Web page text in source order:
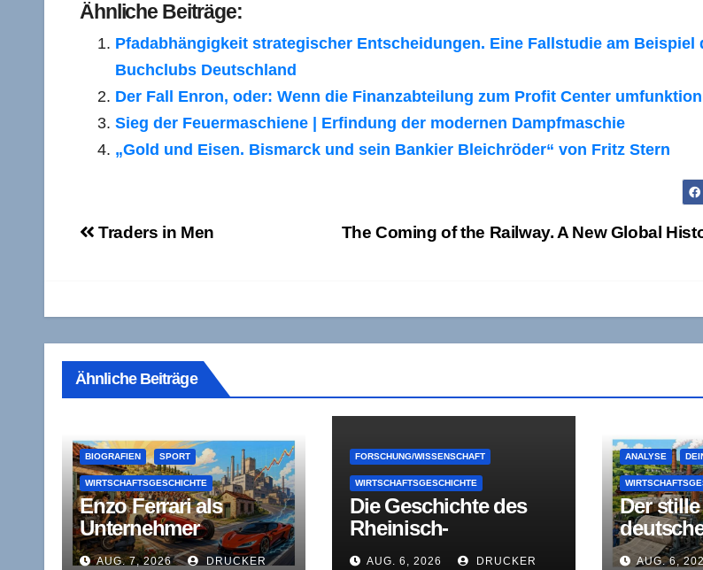
Ähnliche Beiträge:
Pfadabhängigkeit strategischer Entscheidungen. Eine Fallstudie am Beispiel
Buchclubs Deutschland
Der Fall Enron, oder: Wenn die Finanzabteilung zum Profit Center
Sieg der Feuermaschiene | Erfindung der modernen Dampfmaschie
„Gold und Eisen. Bismarck und sein Bankier Bleichröder“ von Fritz Stern
Beitragsnavigation The Coming of the Railway. A New Global
Traders in Men
Ähnliche Beiträge
BIOGRAFIEN SPORT
WIRTSCHAFTSGESCHICHTE
Enzo Ferrari als
Unternehmer
zwischen
AUG. 7, 2026 DRUCKER
FORSCHUNG/WISSENSCHAFT
WIRTSCHAFTSGESCHICHTE
Die Geschichte des
Rheinisch-
Westfälischen
AUG. 6, 2026 DRUCKER
ANALYSE
Der
AUG. 6,